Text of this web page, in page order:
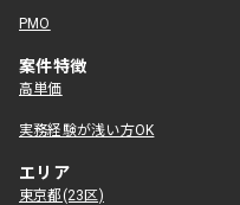
PMO
案件特徴
高単価
実務経験が浅い方OK
エリア
東京都(23区)